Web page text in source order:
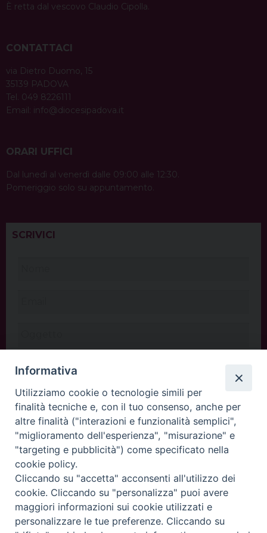
È retta dal vescovo Claudio Cipolla.
CONTATTACI
via Dietro Duomo, 15
35139 PADOVA
Tel. 049 8226111
Email: info@diocesipadova.it
ORARI UFFICI
Dal lunedì al venerdì dalle 09:00 alle 12:30.
Pomeriggio solo su appuntamento.
SCRIVICI
INVIA
Informativa
Utilizziamo cookie o tecnologie simili per
finalità tecniche e, con il tuo consenso, anche per
altre finalità ("interazioni e funzionalità semplici",
"miglioramento dell'esperienza", "misurazione" e
"targeting e pubblicità") come specificato nella
cookie policy.
Cliccando su "accetta" acconsenti all'utilizzo dei
cookie. Cliccando su "personalizza" puoi avere
maggiori informazioni sui cookie utilizzati e
personalizzare le tue preferenze. Cliccando su